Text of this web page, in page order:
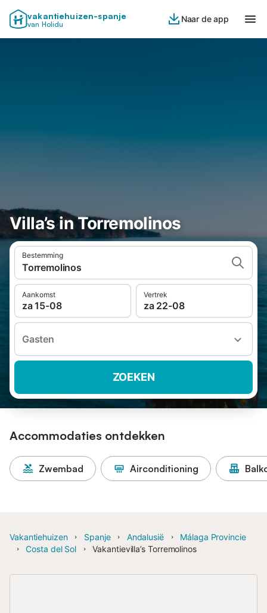
vakantiehuizen-spanje
van Holidu
Naar de app
Villa’s in Torremolinos
Bestemming
Torremolinos
Aankomst
za 15-08
Vertrek
za 22-08
Gasten
ZOEKEN
Accommodaties ontdekken
Zwembad Airconditioning
Vakantiehuizen Spanje Andalusië
Málaga Provincie
Costa del Sol
Vakantievilla’s Torremolinos